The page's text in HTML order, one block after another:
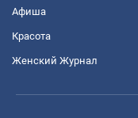
Афиша
Красота
Женский Журнал